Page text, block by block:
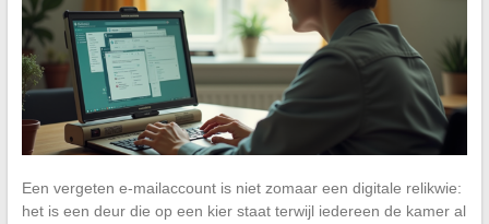
Een vergeten e-mailaccount is niet zomaar een digitale relikwie:
het is een deur die op een kier staat terwijl iedereen de kamer al